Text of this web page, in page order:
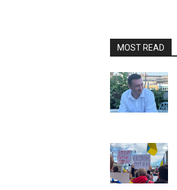
MOST READ